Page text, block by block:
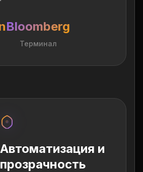
Bloomberg
Терминал
Автоматизация и
прозрачность